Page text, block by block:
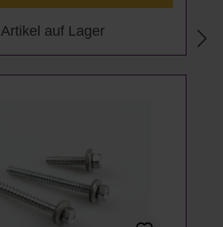
Artikel auf Lager